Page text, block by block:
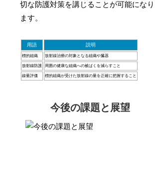
切な防護対策を講じることが可能になり
ます。
用語 説明
標的組織 放射線治療の対象となる組織や臓器
放射線防護 周囲の健康な組織への被ばくを減らすこと
線量評価 標的組織が受けた放射線の量を正確に把握すること
今後の課題と展望